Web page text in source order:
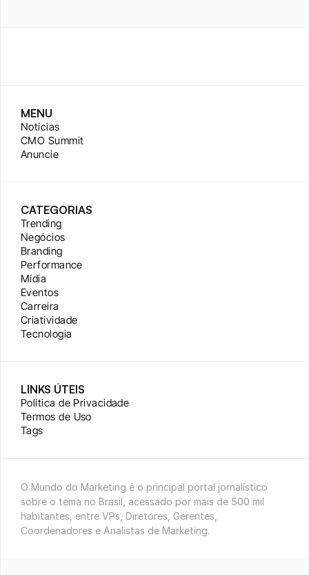
MENU
Notícias
CMO Summit
Anuncie
CATEGORIAS
Trending
Negócios
Branding
Performance
Mídia
Eventos
Carreira
Criatividade
Tecnologia
LINKS ÚTEIS
Política de Privacidade
Termos de Uso
Tags
O Mundo do Marketing é o principal portal jornalístico
sobre o tema no Brasil, acessado por mais de 500 mil
habitantes, entre VPs, Diretores, Gerentes,
Coordenadores e Analistas de Marketing.